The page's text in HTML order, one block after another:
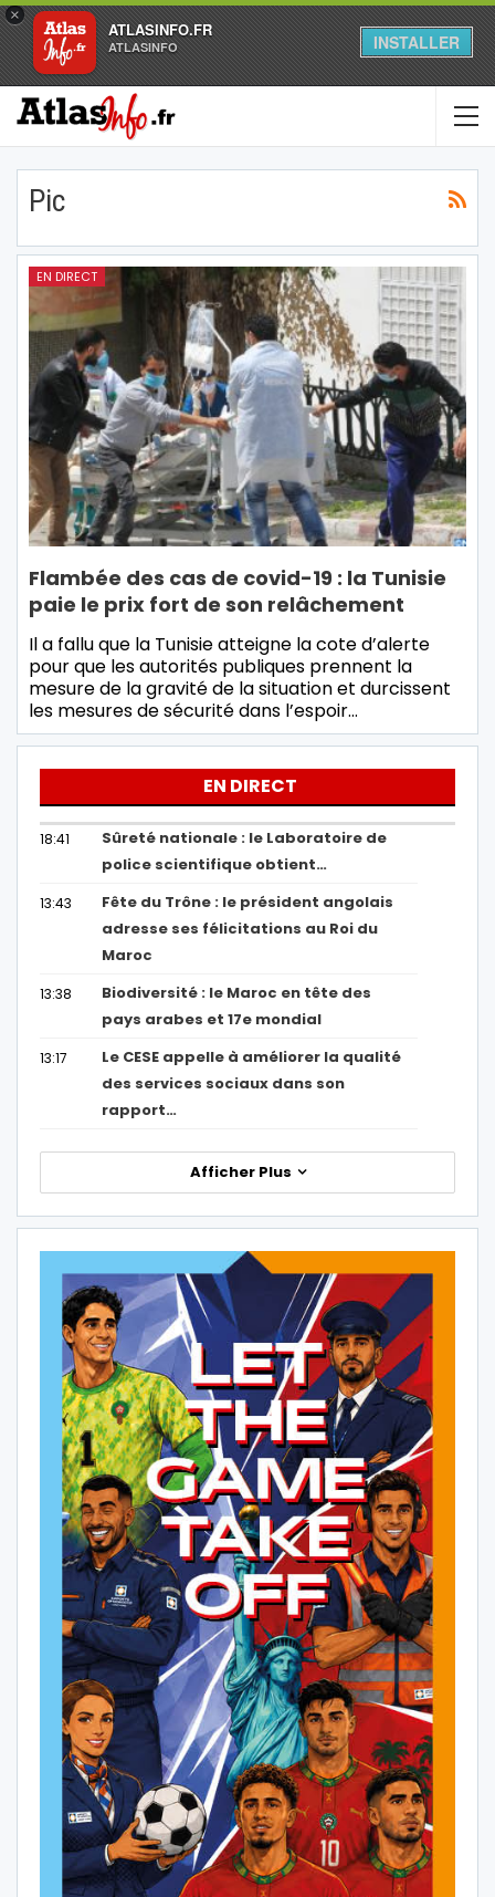
×
ATLASINFO.FR
ATLASINFO INSTALLER
Pic
EN DIRECT
Flambée des cas de covid-19 : la Tunisie
paie le prix fort de son relâchement
Il a fallu que la Tunisie atteigne la cote d’alerte
pour que les autorités publiques prennent la
mesure de la gravité de la situation et durcissent
les mesures de sécurité dans l’espoir…
EN DIRECT
18:41
Sûreté nationale : le Laboratoire de
police scientifique obtient…
13:43
Fête du Trône : le président angolais
adresse ses félicitations au Roi du
Maroc
13:38
Biodiversité : le Maroc en tête des
pays arabes et 17e mondial
13:17
Le CESE appelle à améliorer la qualité
des services sociaux dans son
rapport…
Afficher Plus